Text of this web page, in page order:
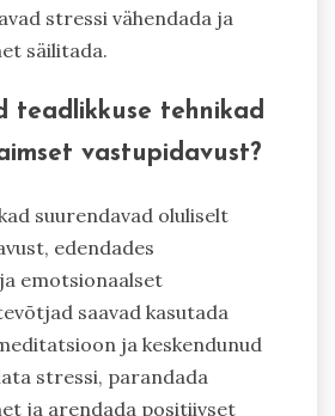
stressi vähendada ja
säilitada.
teadlikkuse tehnikad
vastupidavust?
suurendavad oluliselt
edendades
emotsionaalset
saavad kasutada
ja keskendunud
stressi, parandada
ja arendada positiivset